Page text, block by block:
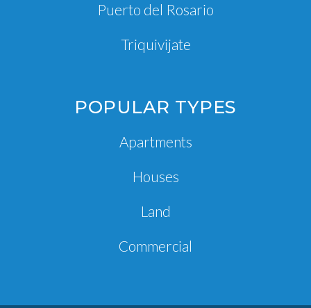
Puerto del Rosario
Triquivijate
POPULAR TYPES
Apartments
Houses
Land
Commercial